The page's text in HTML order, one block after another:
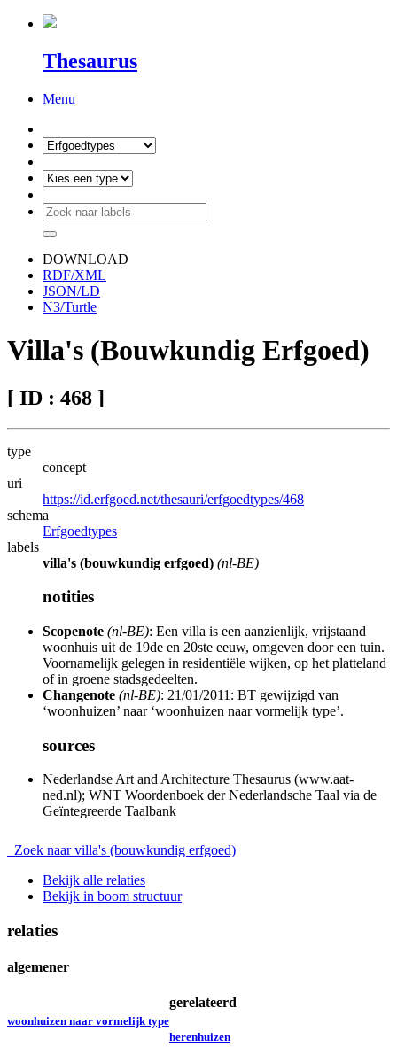
Thesaurus
Menu
DOWNLOAD
RDF/XML
JSON/LD
N3/Turtle
Villa's (Bouwkundig Erfgoed)
[ ID : 468 ]
type
concept
uri
https://id.erfgoed.net/thesauri/erfgoedtypes/468
schema
Erfgoedtypes
labels
villa's (bouwkundig erfgoed) (nl-BE)
notities
Scopenote (nl-BE): Een villa is een aanzienlijk, vrijstaand
woonhuis uit de 19de en 20ste eeuw, omgeven door een tuin.
Voornamelijk gelegen in residentiële wijken, op het platteland
of in groene stadsgedeelten.
Changenote (nl-BE): 21/01/2011: BT gewijzigd van
‘woonhuizen’ naar ‘woonhuizen naar vormelijk type’.
sources
Nederlandse Art and Architecture Thesaurus (www.aat-
ned.nl); WNT Woordenboek der Nederlandsche Taal via de
Geïntegreerde Taalbank
Zoek naar villa's (bouwkundig erfgoed)
Bekijk alle relaties
Bekijk in boom structuur
relaties
algemener
woonhuizen naar vormelijk type
gerelateerd
herenhuizen